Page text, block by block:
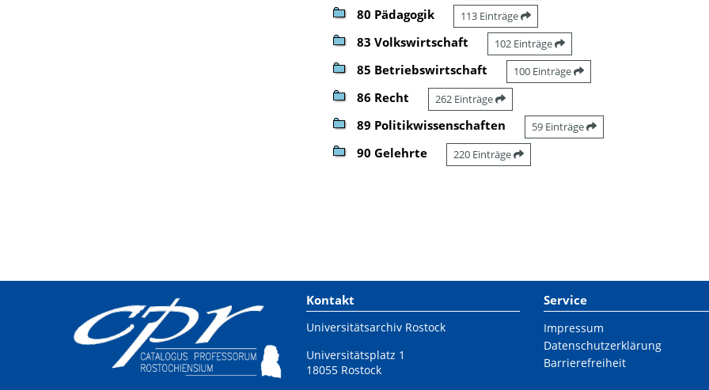
80 Pädagogik 113 Einträge
83 Volkswirtschaft 102 Einträge
85 Betriebswirtschaft 100 Einträge
86 Recht 262 Einträge
89 Politikwissenschaften 59 Einträge
90 Gelehrte 220 Einträge
Kontakt
Universitätsarchiv Rostock
Universitätsplatz 1
18055 Rostock
Service
Impressum
Datenschutzerklärung
Barrierefreiheit